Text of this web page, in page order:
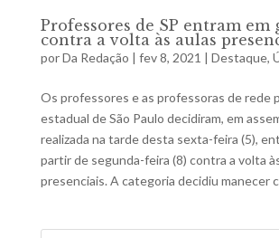
Professores de SP entram em
contra a volta às aulas
porDa Redação | fev 8, 2021 | Destaque,
Os professores e as professoras de rede
estadual de São Paulo decidiram, em
realizada na tarde desta sexta-feira (5),
partir de segunda-feira (8) contra a volta
presenciais. A categoria decidiu manecer